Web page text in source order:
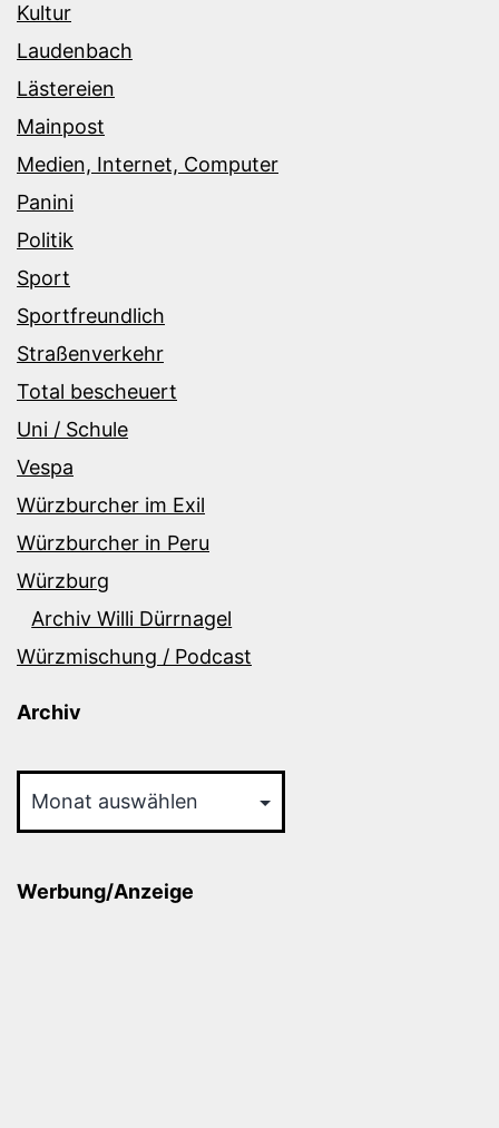
Kultur
Laudenbach
Lästereien
Mainpost
Medien, Internet, Computer
Panini
Politik
Sport
Sportfreundlich
Straßenverkehr
Total bescheuert
Uni / Schule
Vespa
Würzburcher im Exil
Würzburcher in Peru
Würzburg
Archiv Willi Dürrnagel
Würzmischung / Podcast
Archiv
Werbung/Anzeige